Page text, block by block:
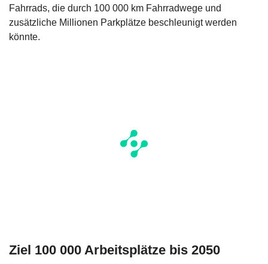
Fahrrads, die durch 100 000 km Fahrradwege und
zusätzliche Millionen Parkplätze beschleunigt werden
könnte.
Ziel 100 000 Arbeitsplätze bis 2050